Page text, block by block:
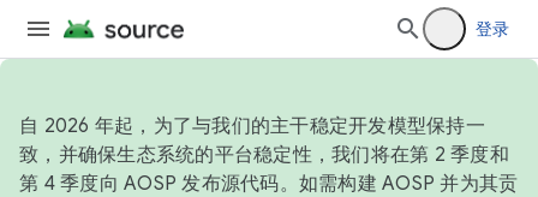
登录
自 2026 年起，为了与我们的主干稳定开发模型保持一
致，并确保生态系统的平台稳定性，我们将在第 2 季度和
第 4 季度向 AOSP 发布源代码。如需构建 AOSP 并为其贡